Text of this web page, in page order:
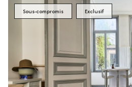
Sous-compromis Exclusif